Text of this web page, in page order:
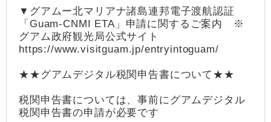
▼グアムー北マリアナ諸島連邦電子渡航認証
「Guam-CNMI ETA」申請に関するご案内 ※
グアム政府観光局公式サイト
https://www.visitguam.jp/entryintoguam/
★★グアムデジタル税関申告書について★★
税関申告書については、事前にグアムデジタル
税関申告書の申請が必要です